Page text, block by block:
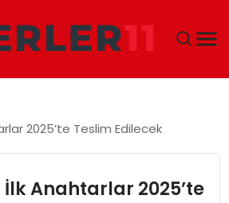
2025’te Teslim Edilecek
İlk Anahtarlar 2025’te